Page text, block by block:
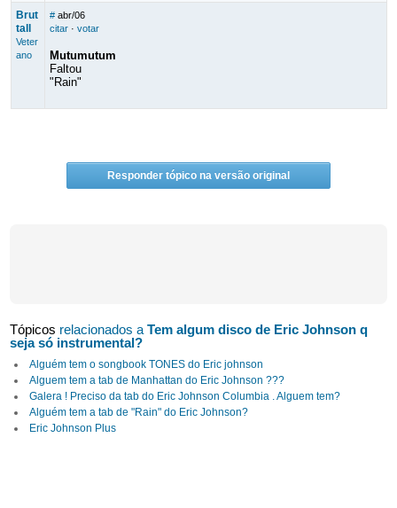
Brut
tall
Veter
ano
# abr/06
citar· votar
Mutumutum
Faltou
"Rain"
Responder tópico na versão original
Tópicos relacionados aTem algum disco de Eric Johnson q
seja só instrumental?
Alguém tem o songbook TONES do Eric johnson
Alguem tem a tab de Manhattan do Eric Johnson ???
Galera ! Preciso da tab do Eric Johnson Columbia . Alguem tem?
Alguém tem a tab de "Rain" do Eric Johnson?
Eric Johnson Plus